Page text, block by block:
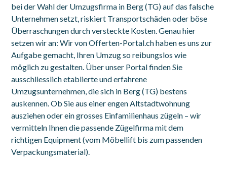
bei der Wahl der Umzugsfirma in Berg (TG) auf das falsche
Unternehmen setzt, riskiert Transportschäden oder böse
Überraschungen durch versteckte Kosten. Genau hier
setzen wir an: Wir von Offerten-Portal.ch haben es uns zur
Aufgabe gemacht, Ihren Umzug so reibungslos wie
möglich zu gestalten. Über unser Portal finden Sie
ausschliesslich etablierte und erfahrene
Umzugsunternehmen, die sich in Berg (TG) bestens
auskennen. Ob Sie aus einer engen Altstadtwohnung
ausziehen oder ein grosses Einfamilienhaus zügeln – wir
vermitteln Ihnen die passende Zügelfirma mit dem
richtigen Equipment (vom Möbellift bis zum passenden
Verpackungsmaterial).